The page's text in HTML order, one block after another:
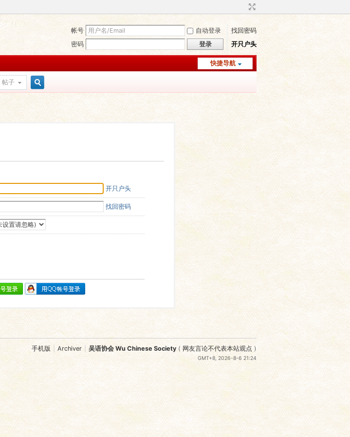
帐号 自动登录
找回密码
密码
登录 开只户头
快捷导航
帖子
开只户头
找回密码
手机版 Archiver 吴语协会 Wu Chinese Society ( 网友言论不代表本站观点 )
GMT+8, 2026-8-6 21:24